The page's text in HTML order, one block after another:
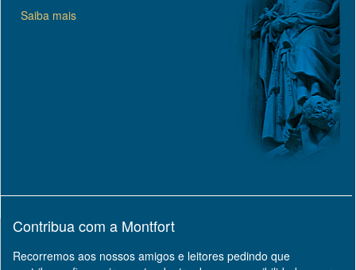
Saiba mais
Contribua com a Montfort
Recorremos aos nossos amigos e leitores pedindo que